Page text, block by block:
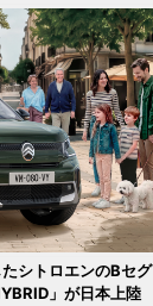
シトロエンのBセグ
」が日本上陸